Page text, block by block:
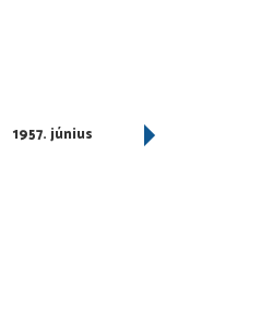
1957. június 1957. április